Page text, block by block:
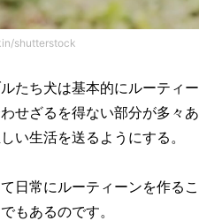
shutterstock
たち犬は基本的にルーティ
せざるを得ない部分が多々
い生活を送るようにする。
日常にルーティーンを作る
もあるのです。